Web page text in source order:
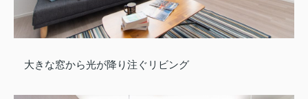
大きな窓から光が降り注ぐリビング